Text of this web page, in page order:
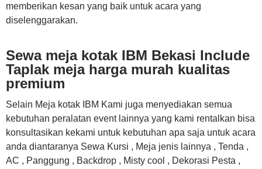
memberikan kesan yang baik untuk acara yang
diselenggarakan.
Sewa meja kotak IBM Bekasi Include
Taplak meja harga murah kualitas
premium
Selain Meja kotak IBM Kami juga menyediakan semua
kebutuhan peralatan event lainnya yang kami rentalkan bisa
konsultasikan kekami untuk kebutuhan apa saja untuk acara
anda diantaranya Sewa Kursi , Meja jenis lainnya , Tenda ,
AC , Panggung , Backdrop , Misty cool , Dekorasi Pesta ,